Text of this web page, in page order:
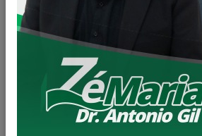
Olá amigos e amigas Loandenses.
No dia de ontem, assinamos o
construção do novo Fórum de Justiça
Mais uma importante conquista de
projeto se encontrava engavetado e